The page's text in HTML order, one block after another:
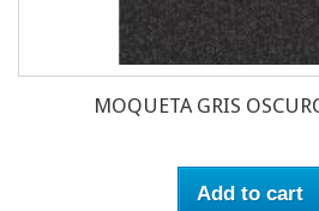
MOQUETA GRIS
Add to cart